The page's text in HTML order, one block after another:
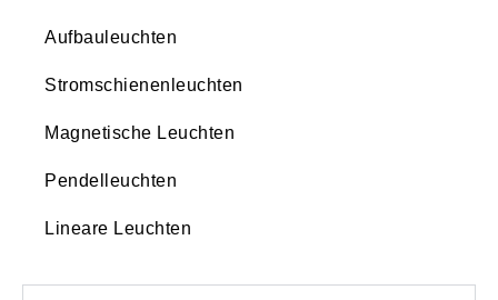
Aufbauleuchten
Stromschienenleuchten
Magnetische Leuchten
Pendelleuchten
Lineare Leuchten